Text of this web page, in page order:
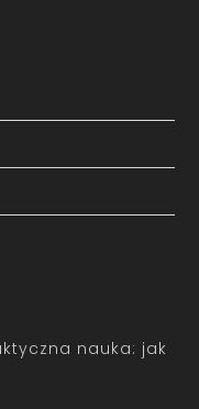
nauka: jak